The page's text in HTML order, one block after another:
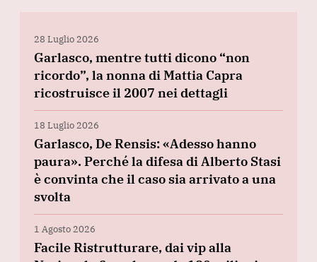
28 Luglio 2026
Garlasco, mentre tutti dicono “non
ricordo”, la nonna di Mattia Capra
ricostruisce il 2007 nei dettagli
18 Luglio 2026
Garlasco, De Rensis: «Adesso hanno
paura». Perché la difesa di Alberto Stasi
è convinta che il caso sia arrivato a una
svolta
1 Agosto 2026
Facile Ristrutturare, dai vip alla